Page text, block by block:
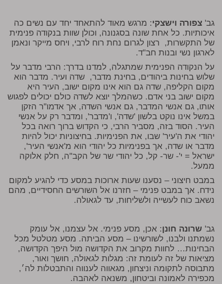
גב' צפורה וישצקי: מרגש מאוד להתאחד יחד עם נשים כה
איכותיות. כל אחת שונה בסגנונה, וכולן שוות בנקודה פנימית
של התקשרות, רצון לגרום נחת רוח לרבי, ויחס מייקר ונאמן
לארגון נשי ובנות חב"ד.
על הנקודה הפנימית שמתגלה, למדנו בדרך: הרבי מדבר על
שלוש בחינות ביהודים, בחינת מדבר, שדה ועיר. מדבר הוא
מקום הקליפה, שדה גם הוא אינו מקום ישוב, העיר היא
מקום ישוב בני אדם. כשהמלך יוצא לשדה כולם יכולים לפגוש
אותו, גם אנשי המדבר, גם אנשי השדה, אך אדמו"ר הזקן
במשל אינו נוקט בלשון 'שדה', ו'מדבר', ומדבר רק על אנשי
העיר. הסוד בזה, מסביר הרבי, כי הקדוש ברוך רואה בכל
יהודי את ה'עיר' שבו, את הפנימיות. בחיצוניות יכול להיות
מדבר או שדה, אך בפנימיות כל יהודי הוא מ'אנשי העיר',
ישראל = י'- שר- קל, כל יהודי שר של הקב"ה, חלק אלוקה
ממעל.
במבט חיצוני – נסענו שעות ארוכות במסע כדי להגיע למקום
נידח. אך במבט פנימי – חזרנו אל השורשים החסידיים, מהם
נשאב כוח לעשייה ולשליחות, עד לגאולה.
גב' שרונה חונן: אכן, מסע פנימי. אל עצמנו, אל עומק
נשמתנו ולבנו, לשורשינו – מסע הביתה. מסע מטלטל מכל
הבחינות… לחוות מקרוב את הקדושה מול היפך הקדושה,
מציאות של זה לעומת זה: מגלות לגאולה, חושך ואור,
מתבוסה לתקומה וניצחון, מגאווה לענווה והתבטלות לה׳,
מכפירה לאמונה וביטחון, משנאה לאהבה.